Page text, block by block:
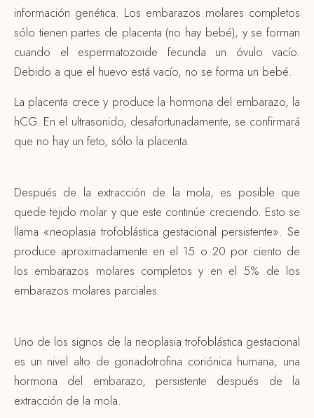
información genética. Los embarazos molares completos
sólo tienen partes de placenta (no hay bebé), y se forman
cuando el espermatozoide fecunda un óvulo vacío.
Debido a que el huevo está vacío, no se forma un bebé.
La placenta crece y produce la hormona del embarazo, la
hCG. En el ultrasonido, desafortunadamente, se confirmará
que no hay un feto, sólo la placenta.
Después de la extracción de la mola, es posible que
quede tejido molar y que este continúe creciendo. Esto se
llama «neoplasia trofoblástica gestacional persistente». Se
produce aproximadamente en el 15 o 20 por ciento de
los embarazos molares completos y en el 5% de los
embarazos molares parciales.
Uno de los signos de la neoplasia trofoblástica gestacional
es un nivel alto de gonadotrofina coriónica humana, una
hormona del embarazo, persistente después de la
extracción de la mola.